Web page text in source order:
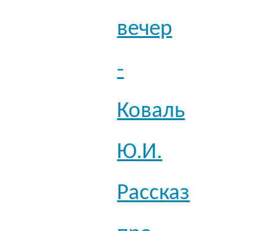
вечер
-
Коваль
Ю.И.
Рассказ